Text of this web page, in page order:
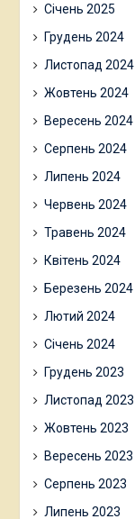
Січень 2025
Грудень 2024
Листопад 2024
Жовтень 2024
Вересень 2024
Серпень 2024
Липень 2024
Червень 2024
Травень 2024
Квітень 2024
Березень 2024
Лютий 2024
Січень 2024
Грудень 2023
Листопад 2023
Жовтень 2023
Вересень 2023
Серпень 2023
Липень 2023